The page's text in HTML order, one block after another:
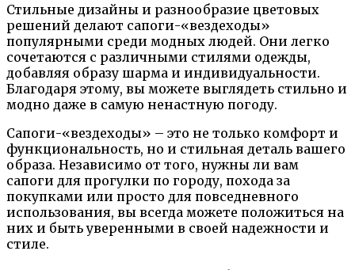
Стильные дизайны и разнообразие цветовых
решений делают сапоги-«вездеходы»
популярными среди модных людей. Они легко
сочетаются с различными стилями одежды,
добавляя образу шарма и индивидуальности.
Благодаря этому, вы можете выглядеть стильно и
модно даже в самую ненастную погоду.
Сапоги-«вездеходы» – это не только комфорт и
функциональность, но и стильная деталь вашего
образа. Независимо от того, нужны ли вам
сапоги для прогулки по городу, похода за
покупками или просто для повседневного
использования, вы всегда можете положиться на
них и быть уверенными в своей надежности и
стиле.